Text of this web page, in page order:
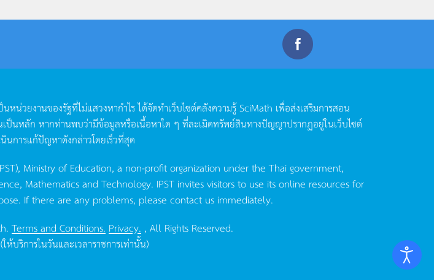
นหน่วยงานของรัฐที่ไม่แสวงหากำไรได้จัดทำเว็บไซต์คลังความรู้SciMath เพื่อส่งเสริมการสอน
เป็นหลัก หากท่านพบว่ามีข้อมูลหรือเนื้อหาใด ๆ ที่ละเมิดทรัพย์สินทางปัญญาปรากฏอยู่ในเว็บไซต์
นการแก้ปัญหาดังกล่าวโดยเร็วที่สุด
Ministry of Education, a non-profit organization under the Thai government,
Mathematics and Technology. IPST invites visitors to use its online resources for
If there are any problems, please contact us immediately.
Terms and Conditions. Privacy. , All Rights Reserved.
(ให้บริการในวันและเวลาราชการเท่านั้น)